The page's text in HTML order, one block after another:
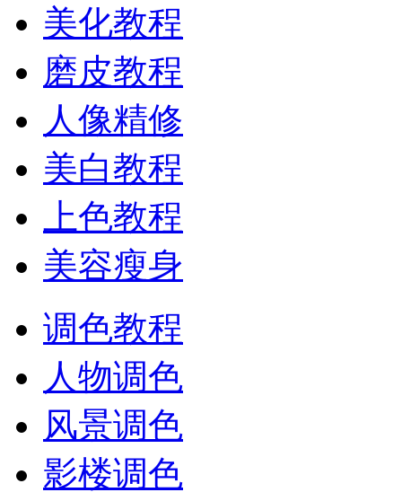
美化教程
磨皮教程
人像精修
美白教程
上色教程
美容瘦身
调色教程
人物调色
风景调色
影楼调色